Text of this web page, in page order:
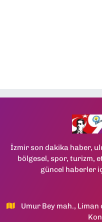
İzmir son dakika haber,
bölgesel, spor, turizm,
güncel haberler
Umur Bey mah.,